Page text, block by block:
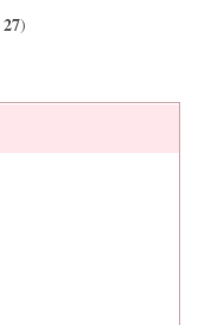
27)